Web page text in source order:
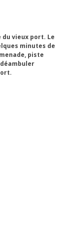
vieux port. Le
minutes de
piste